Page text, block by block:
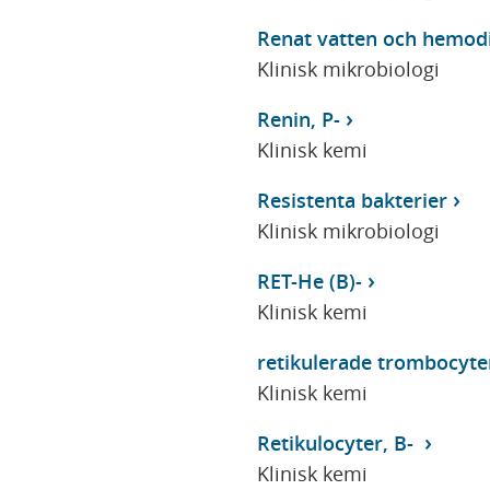
Renat vatten och
Klinisk mikrobiologi
Renin, P-
Klinisk kemi
Resistenta bakterier
Klinisk mikrobiologi
RET-He (B)-
Klinisk kemi
retikulerade
Klinisk kemi
Retikulocyter, B-
Klinisk kemi